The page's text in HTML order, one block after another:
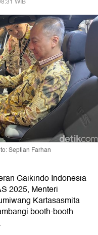
Septian Farhan
Gaikindo Indonesia
2025, Menteri
Kartasasmita
booth-booth